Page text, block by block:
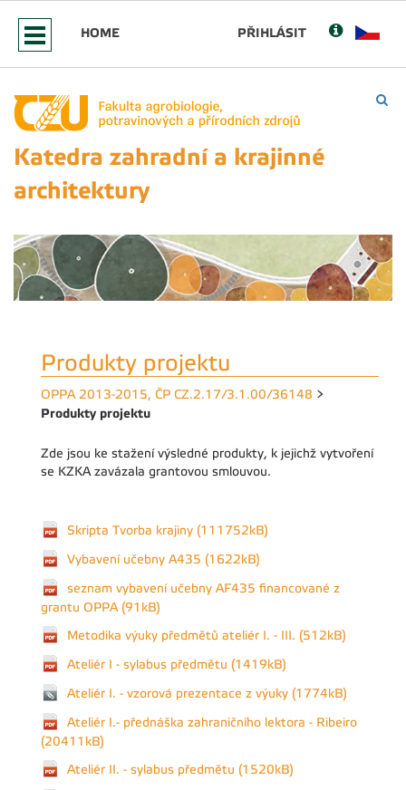
HOME PŘIHLÁSIT
Katedra zahradní a krajinné
architektury
Produkty projektu
OPPA 2013-2015, ČP CZ.2.17/3.1.00/36148 >
Produkty projektu
Zde jsou ke stažení výsledné produkty, k jejichž vytvoření
se KZKA zavázala grantovou smlouvou.
Skripta Tvorba krajiny (111752kB)
Vybavení učebny A435 (1622kB)
seznam vybavení učebny AF435 financované z
grantu OPPA (91kB)
Metodika výuky předmětů ateliér I. - III. (512kB)
Ateliér I - sylabus předmětu (1419kB)
Ateliér I. - vzorová prezentace z výuky (1774kB)
Ateliér I.- přednáška zahraničního lektora - Ribeiro
(20411kB)
Ateliér II. - sylabus předmětu (1520kB)